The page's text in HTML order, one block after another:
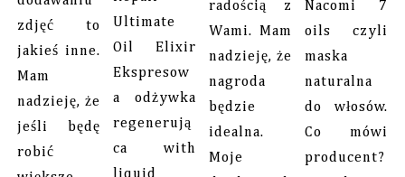
zdjęć to
jakieś inne.
Mam
nadzieję, że
jeśli będę
robić
Ultimate
Oil Elixir
Ekspresow
a odżywka
regenerują
ca with
radością z
Wami. Mam
nadzieję, że
nagroda
będzie
idealna.
Moje
Nacomi 7
oils czyli
maska
naturalna
do włosów.
Co mówi
producent?